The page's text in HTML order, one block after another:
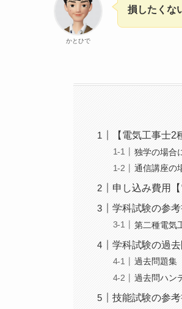
かとひで
損したくな
【電気工事士
独学の場合
通信講座の
申し込み費用
学科試験の参
第二種電気
学科試験の過
過去問題集
過去問ハン
技能試験の参